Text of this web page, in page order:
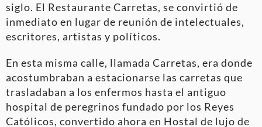
siglo. El Restaurante Carretas, se convirtió de
inmediato en lugar de reunión de intelectuales,
escritores, artistas y políticos.
En esta misma calle, llamada Carretas, era donde
acostumbraban a estacionarse las carretas que
trasladaban a los enfermos hasta el antiguo
hospital de peregrinos fundado por los Reyes
Católicos, convertido ahora en Hostal de lujo de